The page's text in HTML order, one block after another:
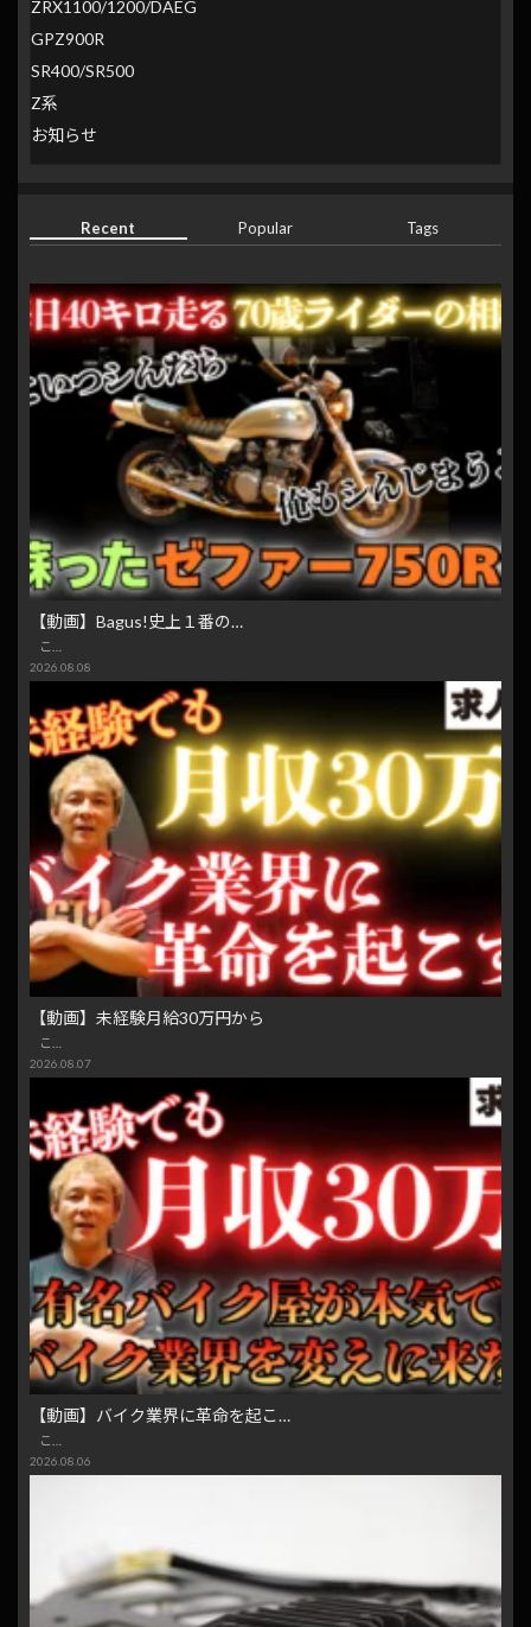
ZRX1100/1200/DAEG
GPZ900R
SR400/SR500
Z系
お知らせ
Recent Popular Tags
【動画】Bagus!史上１番の…
こ…
2026.08.08
【動画】未経験月給30万円から
こ…
2026.08.07
【動画】バイク業界に革命を起こ…
こ…
2026.08.06